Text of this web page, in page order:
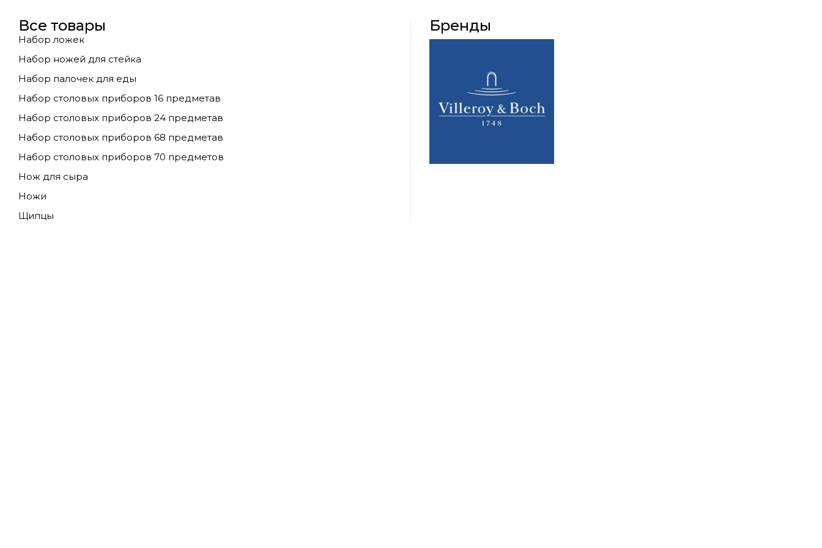
Все товары
Набор ложек
Набор ножей для стейка
Набор палочек для еды
Набор столовых приборов 16 предметав
Набор столовых приборов 24 предметав
Набор столовых приборов 68 предметав
Набор столовых приборов 70 предметов
Нож для сыра
Ножи
Щипцы
Бренды